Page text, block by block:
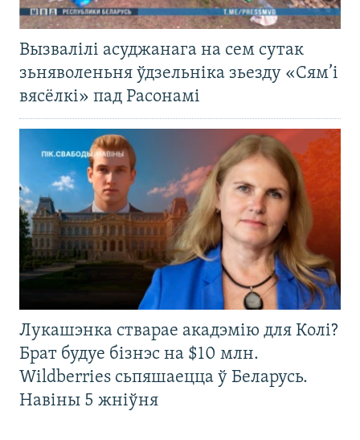
Вызвалілі асуджанага на сем сутак
зьняволеньня ўдзельніка зьезду «Сям’і
вясёлкі» пад Расонамі
Лукашэнка стварае акадэмію для Колі?
Брат будуе бізнэс на $10 млн.
Wildberries сьпяшаецца ў Беларусь.
Навіны 5 жніўня